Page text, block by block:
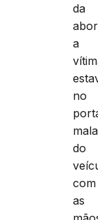
da
a
no
do
com
as